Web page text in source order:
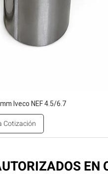
Iveco NEF 4.5/6.7
Cotización
EN